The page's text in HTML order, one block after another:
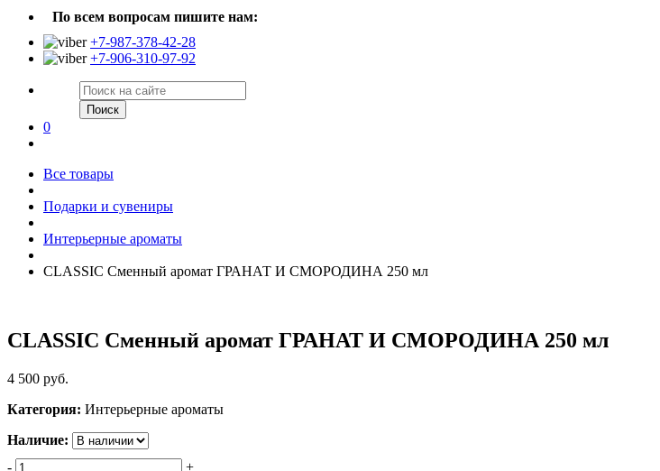
По всем вопросам пишите нам:
+7-987-378-42-28
+7-906-310-97-92
Поиск
0
Все товары
Подарки и сувениры
Интерьерные ароматы
CLASSIC Сменный аромат ГРАНАТ И СМОРОДИНА 250 мл
CLASSIC Сменный аромат ГРАНАТ И СМОРОДИНА 250 мл
4 500 руб.
Категория: Интерьерные ароматы
Наличие:
-
+